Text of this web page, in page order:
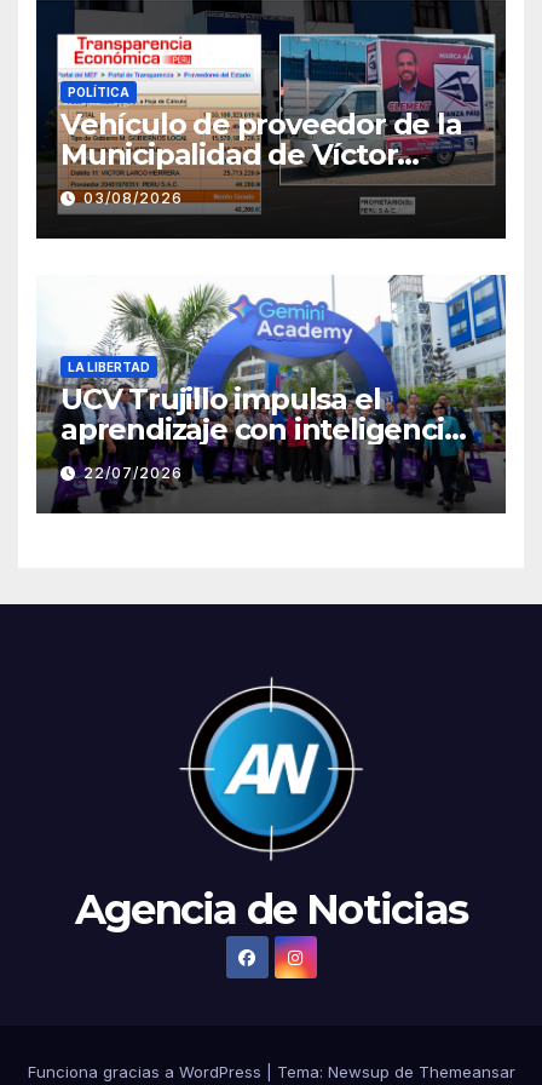
POLÍTICA
Vehículo de proveedor de la
Municipalidad de Víctor
Larco aparece con publicidad
de campaña de León
Clement
03/08/2026
LA LIBERTAD
UCV Trujillo impulsa el
aprendizaje con inteligencia
artificial a través de Google
Gemini
22/07/2026
Agencia de Noticias
Funciona gracias a WordPress Tema: Newsup de Themeansar